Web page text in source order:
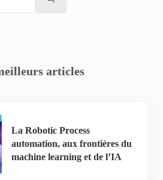
Submit search
articles
La Robotic Process
automation, aux frontières du
machine learning et de l’IA